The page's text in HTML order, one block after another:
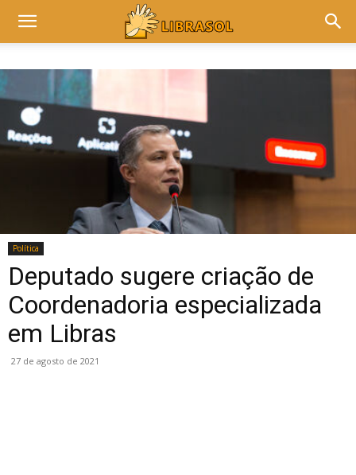
Política
Deputado sugere criação de
Coordenadoria especializada
em Libras
27 de agosto de 2021